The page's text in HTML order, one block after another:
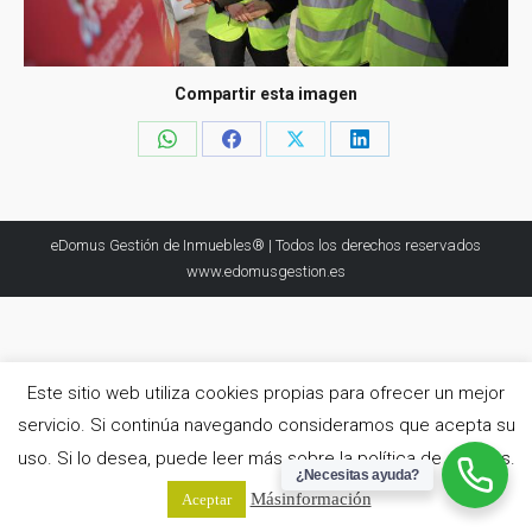
Compartir esta imagen
Share
WhatsApp
Share
Facebook
Share
X
Share
LinkedIn
eDomus Gestión de Inmuebles® | Todos los derechos reservados
www.edomusgestion.es
Este sitio web utiliza cookies propias para ofrecer un mejor
servicio. Si continúa navegando consideramos que acepta su
uso. Si lo desea, puede leer más sobre la política de cookies.
Aceptar Más información
¿Necesitas ayuda?